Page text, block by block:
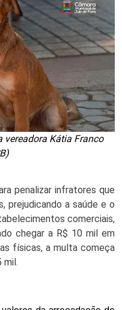
vereadora Kátia Franco
penalizar infratores que
prejudicando a saúde e o
comerciais,
chegar a R$ 10 mil em
físicas, a multa começa
mil.